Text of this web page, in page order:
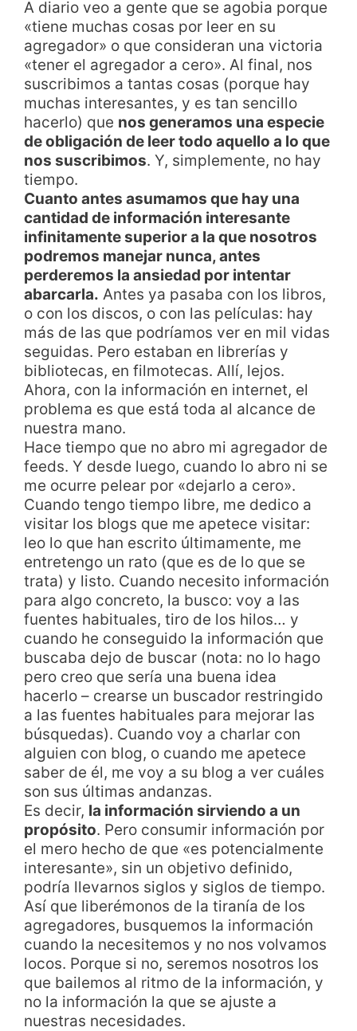
A diario veo a gente que se agobia porque
«tiene muchas cosas por leer en su
agregador» o que consideran una victoria
«tener el agregador a cero». Al final, nos
suscribimos a tantas cosas (porque hay
muchas interesantes, y es tan sencillo
hacerlo) que nos generamos una especie
de obligación de leer todo aquello a lo que
nos suscribimos. Y, simplemente, no hay
tiempo.
Cuanto antes asumamos que hay una
cantidad de información interesante
infinitamente superior a la que nosotros
podremos manejar nunca, antes
perderemos la ansiedad por intentar
abarcarla. Antes ya pasaba con los libros,
o con los discos, o con las películas: hay
más de las que podríamos ver en mil vidas
seguidas. Pero estaban en librerías y
bibliotecas, en filmotecas. Allí, lejos.
Ahora, con la información en internet, el
problema es que está toda al alcance de
nuestra mano.
Hace tiempo que no abro mi agregador de
feeds. Y desde luego, cuando lo abro ni se
me ocurre pelear por «dejarlo a cero».
Cuando tengo tiempo libre, me dedico a
visitar los blogs que me apetece visitar:
leo lo que han escrito últimamente, me
entretengo un rato (que es de lo que se
trata) y listo. Cuando necesito información
para algo concreto, la busco: voy a las
fuentes habituales, tiro de los hilos… y
cuando he conseguido la información que
buscaba dejo de buscar (nota: no lo hago
pero creo que sería una buena idea
hacerlo – crearse un buscador restringido
a las fuentes habituales para mejorar las
búsquedas). Cuando voy a charlar con
alguien con blog, o cuando me apetece
saber de él, me voy a su blog a ver cuáles
son sus últimas andanzas.
Es decir, la información sirviendo a un
propósito. Pero consumir información por
el mero hecho de que «es potencialmente
interesante», sin un objetivo definido,
podría llevarnos siglos y siglos de tiempo.
Así que liberémonos de la tiranía de los
agregadores, busquemos la información
cuando la necesitemos y no nos volvamos
locos. Porque si no, seremos nosotros los
que bailemos al ritmo de la información, y
no la información la que se ajuste a
nuestras necesidades.